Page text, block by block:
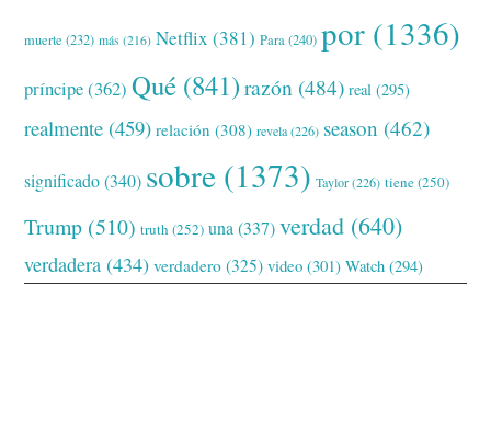
muerte (232) más (216) Netflix (381) Para(240) por (1336)
príncipe(362) Qué (841) razón (484) real (295)
realmente (459) relación (308) revela(226) season (462)
significado(340) sobre (1373) Taylor(226) tiene(250)
Trump (510) truth (252) una (337) verdad (640)
verdadera (434) verdadero (325) video (301) Watch (294)